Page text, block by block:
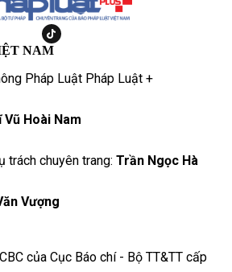
NAM
Pháp Luật Pháp Luật +
Hoài Nam
trách chuyên trang: Trần Ngọc Hà
Vượng
của Cục Báo chí - Bộ TT&TT cấp